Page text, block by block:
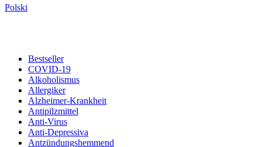
Polski
Bestseller
COVID-19
Alkoholismus
Allergiker
Alzheimer-Krankheit
Antipilzmittel
Anti-Virus
Anti-Depressiva
Antzündungshemmend